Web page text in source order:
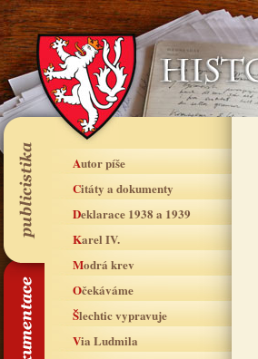
Autor píše
Citáty a dokumenty
Deklarace 1938 a 1939
Karel IV.
Modrá krev
Očekáváme
Šlechtic vypravuje
Via Ludmila